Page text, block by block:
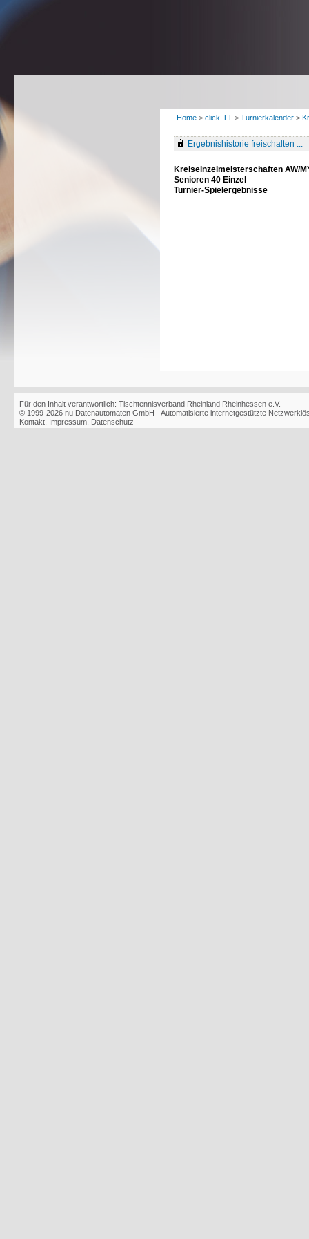
Home > click-TT > Turnierkalender >
Ergebnishistorie freischalten ...
Kreiseinzelmeisterschaften AW/
Senioren 40 Einzel
Turnier-Spielergebnisse
Für den Inhalt verantwortlich: Tischtennisverband Rheinland Rheinhessen e.V.
© 1999-2026 nu Datenautomaten GmbH - Automatisierte internetgestützte
Kontakt Impressum Datenschutz